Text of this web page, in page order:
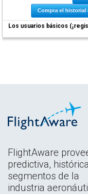
Compra el historial
Los usuarios básicos
FlightAware
predictiva,
segmentos de la
industria